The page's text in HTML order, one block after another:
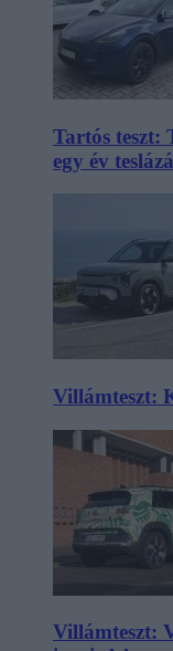
Tartós teszt:
egy év
Villámteszt:
Villámteszt: